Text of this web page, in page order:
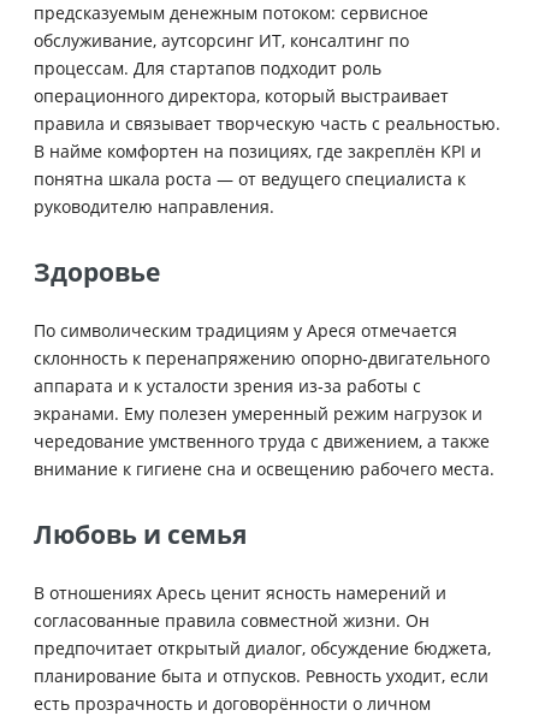
предсказуемым денежным потоком: сервисное
обслуживание, аутсорсинг ИТ, консалтинг по
процессам. Для стартапов подходит роль
операционного директора, который выстраивает
правила и связывает творческую часть с реальностью.
В найме комфортен на позициях, где закреплён KPI и
понятна шкала роста — от ведущего специалиста к
руководителю направления.
Здоровье
По символическим традициям у Ареся отмечается
склонность к перенапряжению опорно-двигательного
аппарата и к усталости зрения из‑за работы с
экранами. Ему полезен умеренный режим нагрузок и
чередование умственного труда с движением, а также
внимание к гигиене сна и освещению рабочего места.
Любовь и семья
В отношениях Аресь ценит ясность намерений и
согласованные правила совместной жизни. Он
предпочитает открытый диалог, обсуждение бюджета,
планирование быта и отпусков. Ревность уходит, если
есть прозрачность и договорённости о личном